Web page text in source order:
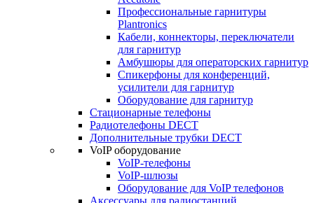
Профессиональные гарнитуры
Plantronics
Кабели, коннекторы, переключатели
для гарнитур
Амбушюры для операторских гарнитур
Cпикерфоны для конференций,
усилители для гарнитур
Оборудование для гарнитур
Стационарные телефоны
Радиотелефоны DECT
Дополнительные трубки DECT
VoIP оборудование
VoIP-телефоны
VoIP-шлюзы
Оборудование для VoIP телефонов